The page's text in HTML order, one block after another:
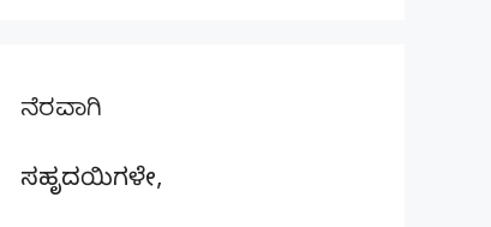
ನೆರವಾಗಿ
ಸಹೃದಯಿಗಳೇ,